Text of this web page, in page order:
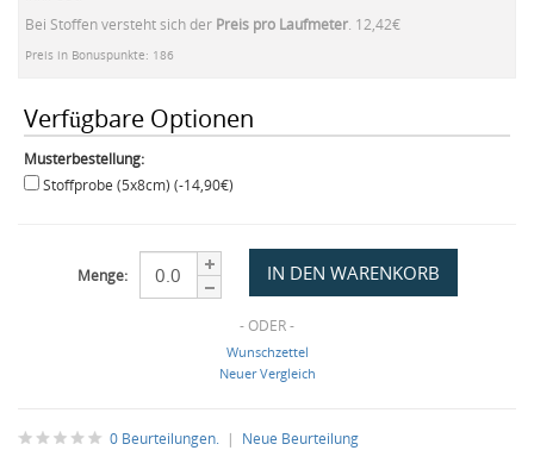
Bei Stoffen versteht sich der Preis pro Laufmeter. 12,42€
Preis in Bonuspunkte: 186
Verfügbare Optionen
Musterbestellung:
Stoffprobe (5x8cm) (-14,90€)
Menge:
- ODER -
Wunschzettel
Neuer Vergleich
0 Beurteilungen. | Neue Beurteilung